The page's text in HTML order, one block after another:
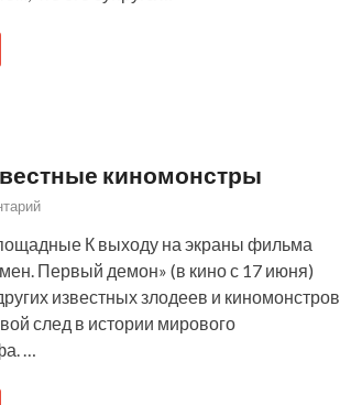
киномонстры
К выходу на экраны фильма
Первый демон» (в кино с 17 июня)
известных злодеев и киномонстров,
след в истории мирового
…